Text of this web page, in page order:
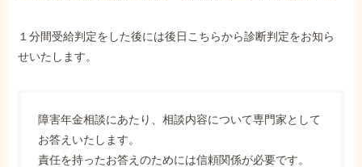
１分間受給判定をした後には後日こちらから診断判定をお知ら
せいたします。
障害年金相談にあたり、相談内容について専門家として
お答えいたします。
責任を持ったお答えのためには信頼関係が必要です。